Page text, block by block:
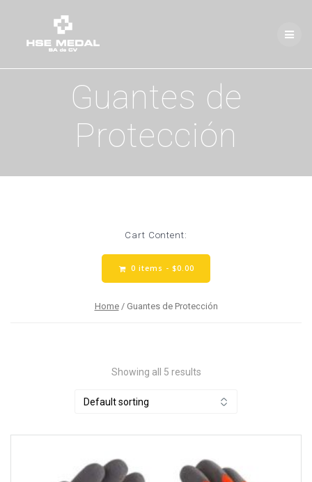
Guantes de
Protección
Cart Content:
0 items - $0.00
Home/ Guantes de Protección
Showing all 5 results